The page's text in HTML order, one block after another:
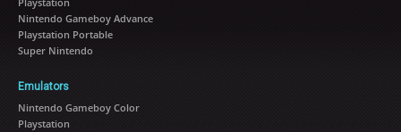
Nintendo Gameboy Advance
Playstation Portable
Super Nintendo
Emulators
Nintendo Gameboy Color
Playstation